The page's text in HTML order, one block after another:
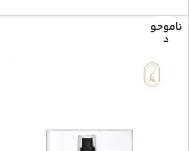
ناموجو
د